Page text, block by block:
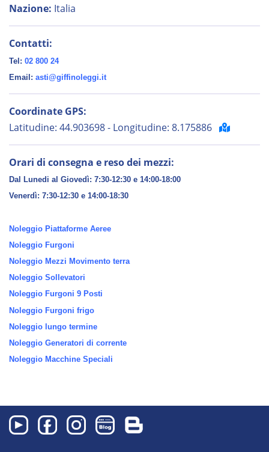
Nazione: Italia
Contatti:
Tel: 02 800 24
Email: asti@giffinoleggi.it
Coordinate GPS:
Latitudine: 44.903698 - Longitudine: 8.175886
Orari di consegna e reso dei mezzi:
Dal Lunedi al Giovedì: 7:30-12:30 e 14:00-18:00
Venerdì: 7:30-12:30 e 14:00-18:30
Noleggio Piattaforme Aeree
Noleggio Furgoni
Noleggio Mezzi Movimento terra
Noleggio Sollevatori
Noleggio Furgoni 9 Posti
Noleggio Furgoni frigo
Noleggio lungo termine
Noleggio Generatori di corrente
Noleggio Macchine Speciali